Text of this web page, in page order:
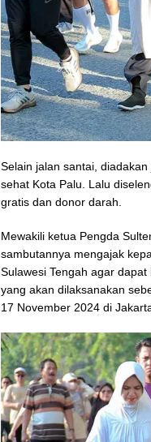
Selain jalan santai,
sehat Kota Palu. Lalu
gratis dan donor darah.
Mewakili ketua Pengda
sambutannya mengajak
Sulawesi Tengah agar
yang akan dilaksanakan
17 November 2024 di